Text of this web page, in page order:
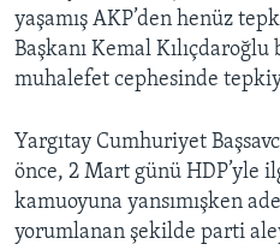
yaşamış AKP’den henüz
Başkanı Kemal
muhalefet cephesinde
Yargıtay Cumhuriyet
önce, 2 Mart günü HDP’yle
kamuoyuna yansımışken
yorumlanan şekilde parti